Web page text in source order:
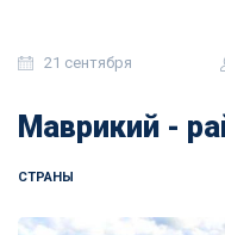
21 сентября
Маврикий -
СТРАНЫ